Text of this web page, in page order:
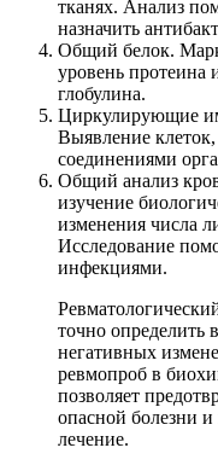
тканях. Анализ
назначить
Общий белок.
уровень протеина
глобулина.
Циркулирующие
Выявление
соединениями
Общий анализ
изучение
изменения числа
Исследование
инфекциями.
точно определить
негативных
ревмопроб в
позволяет
опасной болезни
лечение.